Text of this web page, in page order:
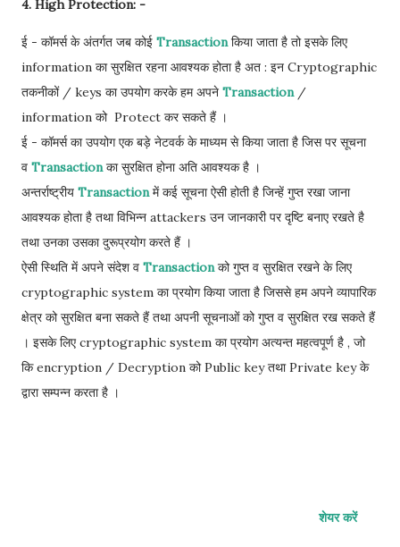
4. High Protection: -
ई - कॉमर्स के अंतर्गत जब कोई Transactionकिया जाता है तो इसके लिए
information का सुरक्षित रहना आवश्यक होता है अत : इन Cryptographic
तकनीकों / keys का उपयोग करके हम अपने Transaction/
information को Protect कर सकते हैं ।
ई - कॉमर्स का उपयोग एक बड़े नेटवर्क के माध्यम से किया जाता है जिस पर सूचना
व Transactionका सुरक्षित होना अति आवश्यक है ।
अन्तर्राष्ट्रीय Transactionमें कई सूचना ऐसी होती है जिन्हें गुप्त रखा जाना
आवश्यक होता है तथा विभिन्न attackers उन जानकारी पर दृष्टि बनाए रखते है
तथा उनका उसका दुरूप्रयोग करते हैं ।
ऐसी स्थिति में अपने संदेश व Transactionको गुप्त व सुरक्षित रखने के लिए
cryptographic system का प्रयोग किया जाता है जिससे हम अपने व्यापारिक
क्षेत्र को सुरक्षित बना सकते हैं तथा अपनी सूचनाओं को गुप्त व सुरक्षित रख सकते हैं
। इसके लिए cryptographic system का प्रयोग अत्यन्त महत्वपूर्ण है , जो
कि encryption / Decryption को Public key तथा Private key के
द्वारा सम्पन्न करता है ।
शेयर करें